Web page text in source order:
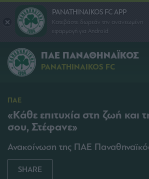
PANATHINAIKOS FC APP
Κατεβάστε δωρεάν την ανανεωμένη
εφαρμογή για Android
ΠΑΕ ΠΑΝΑΘΗΝΑΪΚΟΣ
PANATHINAIKOS FC
ΠΑΕ
«Κάθε επιτυχία στη ζωή και
σου, Στέφανε»
Ανακοίνωση της ΠΑΕ
SHARE